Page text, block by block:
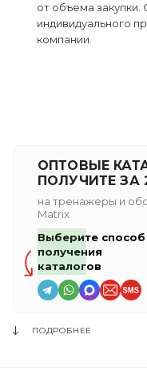
от объема закупки.
индивидуального
компании.
ОПТОВЫЕ
ПОЛУЧИТЕ ЗА
на тренажеры и
Matrix
Выберите способ
получения
каталогов
ПОДРОБНЕЕ